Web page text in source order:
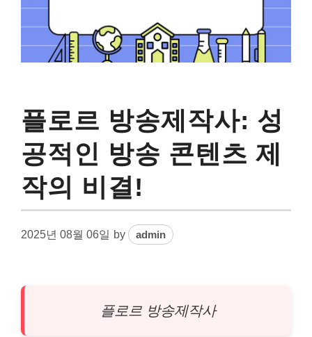
플로르 방송제작사: 성
공적인 방송 콘텐츠 제
작의 비결!
2025년 08월 06일 by admin
플로르 방송제작사